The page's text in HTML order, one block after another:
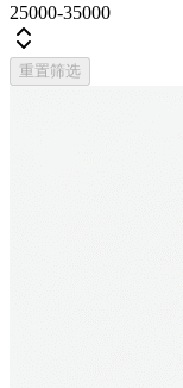
25000-35000
重置筛选